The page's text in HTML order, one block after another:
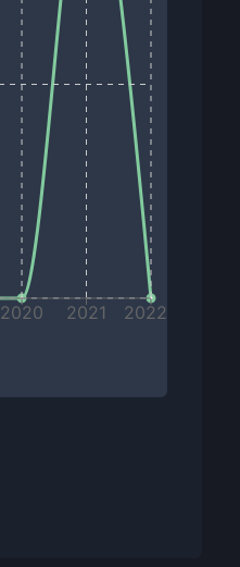
2020 2021 2022